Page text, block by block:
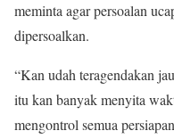
meminta agar persoalan
dipersoalkan.
“Kan udah teragendakan
itu kan banyak menyita
mengontrol semua